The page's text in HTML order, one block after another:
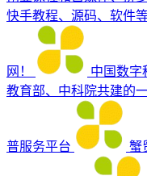
快手教程、源码、软件
网！ 中国数字
教育部、中科院共建的
普服务平台 蟹